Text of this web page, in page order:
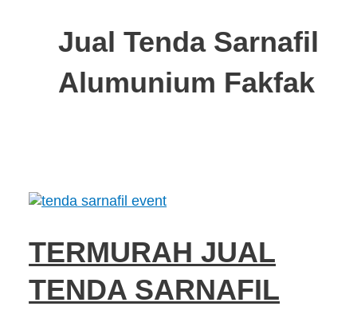
Jual Tenda Sarnafil
Alumunium Fakfak
TERMURAH JUAL
TENDA SARNAFIL